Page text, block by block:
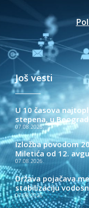
Još vesti
U 10 časova
stepena, u
07.08.2026.
Izložba povodom
Miletića od 12.
07.08.2026.
Država pojačava
stabilizaciju
07.08.2026.